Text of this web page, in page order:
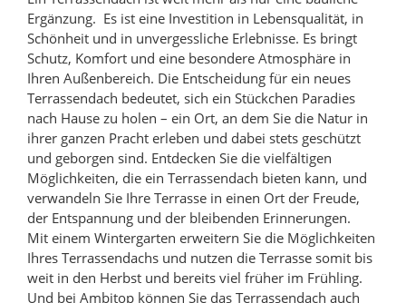
Ergänzung. Es ist eine Investition in Lebensqualität, in
Schönheit und in unvergessliche Erlebnisse. Es bringt
Schutz, Komfort und eine besondere Atmosphäre in
Ihren Außenbereich. Die Entscheidung für ein neues
Terrassendach bedeutet, sich ein Stückchen Paradies
nach Hause zu holen – ein Ort, an dem Sie die Natur in
ihrer ganzen Pracht erleben und dabei stets geschützt
und geborgen sind. Entdecken Sie die vielfältigen
Möglichkeiten, die ein Terrassendach bieten kann, und
verwandeln Sie Ihre Terrasse in einen Ort der Freude,
der Entspannung und der bleibenden Erinnerungen.
Mit einem Wintergarten erweitern Sie die Möglichkeiten
Ihres Terrassendachs und nutzen die Terrasse somit bis
weit in den Herbst und bereits viel früher im Frühling.
Und bei Ambitop können Sie das Terrassendach auch